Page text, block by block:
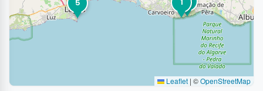
5
Leaflet | ©OpenStreetMap